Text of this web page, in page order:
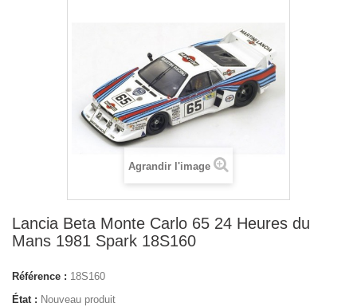
Agrandir l'image
Lancia Beta Monte Carlo 65 24 Heures du
Mans 1981 Spark 18S160
Référence : 18S160
État : Nouveau produit